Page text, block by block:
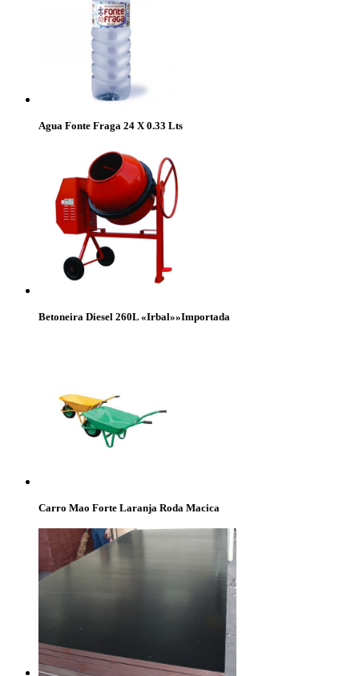
Agua Fonte Fraga 24 X 0.33 Lts
Betoneira Diesel 260L «Irbal»»Importada
Carro Mao Forte Laranja Roda Macica